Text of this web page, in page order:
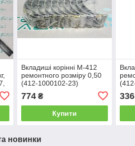
Вкладиші корінні М-412
ремонтного розміру 0,50
(412-1000102-23)
774₴
Купити
336
новинки